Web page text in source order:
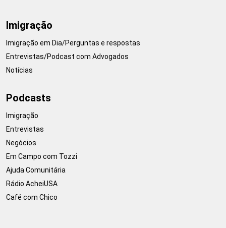
Imigração
Imigração em Dia/Perguntas e respostas
Entrevistas/Podcast com Advogados
Notícias
Podcasts
Imigração
Entrevistas
Negócios
Em Campo com Tozzi
Ajuda Comunitária
Rádio AcheiUSA
Café com Chico